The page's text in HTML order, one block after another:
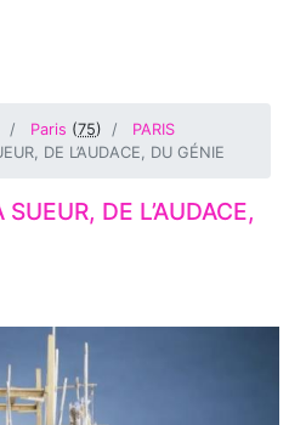
Paris (75)
PARIS
DE L’AUDACE, DU GÉNIE
DE L’AUDACE,